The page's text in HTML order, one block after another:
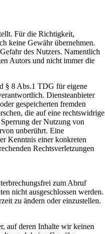
Für die Richtigkeit,
keine Gewähr übernehmen.
des Nutzers. Namentlich
Autors und nicht immer die
§ 8 Abs.1 TDG für eigene
Diensteanbieter
gespeicherten fremden
die auf eine rechtswidrige
der Nutzung von
unberührt. Eine
Kenntnis einer konkreten
Rechtsverletzungen
zum Abruf
nicht ausgeschlossen werden.
zu ändern oder einzustellen.
auf deren Inhalte wir keinen